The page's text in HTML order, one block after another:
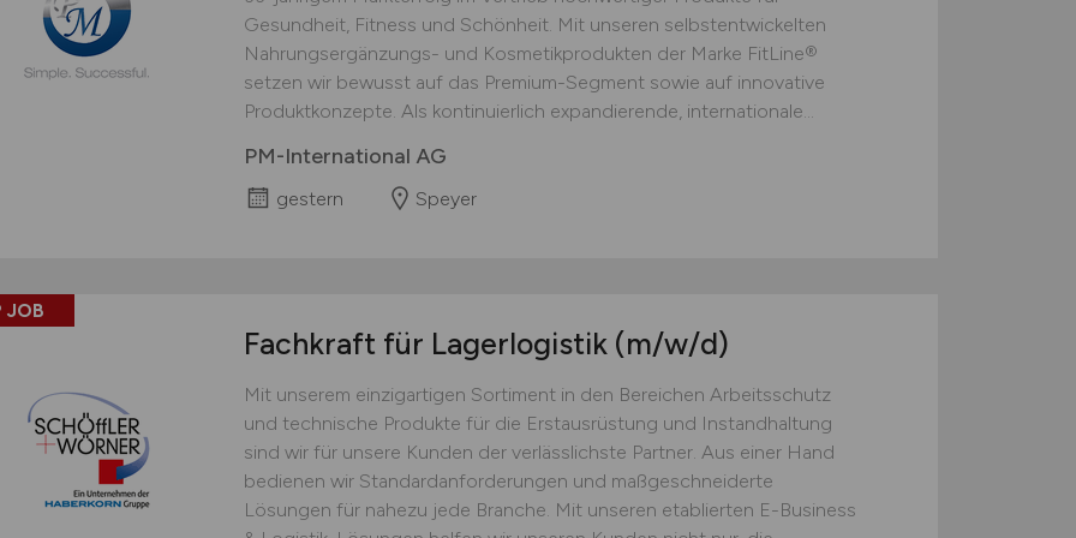
Gesundheit, Fitness und Schönheit. Mit unseren selbstentwickelten
Nahrungsergänzungs- und Kosmetikprodukten der Marke FitLine®
setzen wir bewusst auf das Premium-Segment sowie auf innovative
Produktkonzepte. Als kontinuierlich expandierende, internationale...
PM-International AG
gestern Speyer
JOB
Fachkraft für Lagerlogistik (m/w/d)
Mit unserem einzigartigen Sortiment in den Bereichen Arbeitsschutz
und technische Produkte für die Erstausrüstung und Instandhaltung
sind wir für unsere Kunden der verlässlichste Partner. Aus einer Hand
bedienen wir Standardanforderungen und maßgeschneiderte
Lösungen für nahezu jede Branche. Mit unseren etablierten E-Business